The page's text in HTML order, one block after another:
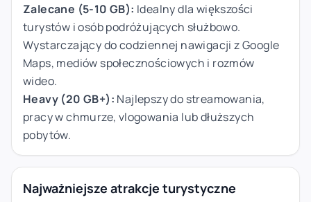
Zalecane (5-10 GB): Idealny dla większości
turystów i osób podróżujących służbowo.
Wystarczający do codziennej nawigacji z Google
Maps, mediów społecznościowych i rozmów
wideo.
Heavy (20 GB+): Najlepszy do streamowania,
pracy w chmurze, vlogowania lub dłuższych
pobytów.
Najważniejsze atrakcje turystyczne